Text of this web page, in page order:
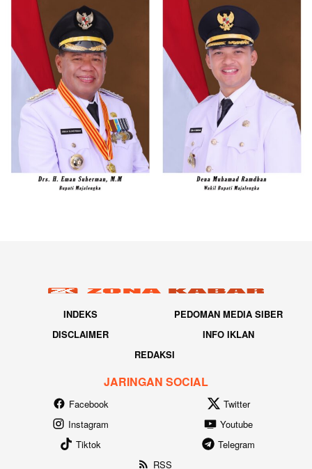
INDEKS
PEDOMAN MEDIA SIBER
DISCLAIMER
INFO IKLAN
REDAKSI
JARINGAN SOCIAL
Facebook
Twitter
Instagram
Youtube
Tiktok
Telegram
RSS